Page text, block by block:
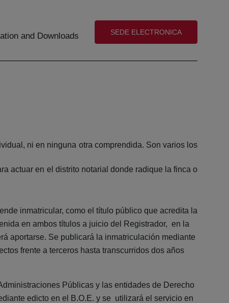
and Downloads (abre en nueva ventana)
SEDE ELECTRONICA
ni en ninguna otra comprendida. Son varios los
actuar en el distrito notarial donde radique la finca o
inmatricular, como el título público que acredita la
en ambos títulos a juicio del Registrador, en la
aportarse. Se publicará la inmatriculación mediante
frente a terceros hasta transcurridos dos años
Públicas y las entidades de Derecho
edicto en el B.O.E. y se utilizará el servicio en